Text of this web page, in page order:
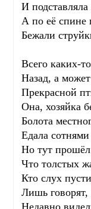
И
А по её спине
Бежали
Всего каких-
Назад, а
Прекрасной
Она, хозяйка
Болота
Едала сотнями
Но тут
Что толстых
Кто слух
Лишь говорят,
Недавно